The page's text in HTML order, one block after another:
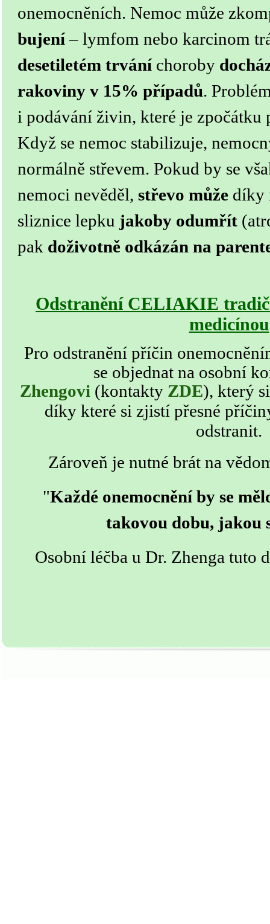
onemocněních. Nemoc může
bujení– lymfom nebo karcinom
desetiletém trváníchoroby
rakoviny v 15% případů.
i podávání živin, které je zpočátku
Když se nemoc stabilizuje,
normálně střevem. Pokud by se
nemoci nevěděl, střevo může díky
sliznice lepku jakoby odumřít
pak doživotně odkázán na
Odstranění CELIAKIE
medicínou
Pro odstranění příčin
se objednat na osobní
Zhengovi (kontakty ZDE), který
díky které si zjistí přesné
odstranit.
Zároveň je nutné brát na
"Každé onemocnění by se
takovou dobu, jakou
Osobní léčba u Dr. Zhenga tuto